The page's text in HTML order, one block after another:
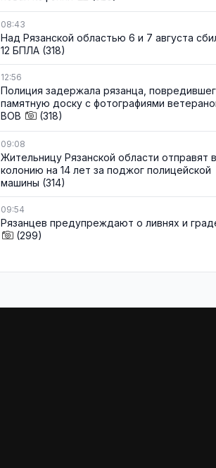
08:43
Над Рязанской областью 6 и 7 августа
12 БПЛА (318)
12:56
Полиция задержала рязанца,
памятную доску с фотографиями
ВОВ
(318)
09:08
Жительницу Рязанской области отправят в
колонию на 14 лет за поджог полицейской
машины (314)
09:54
Рязанцев предупреждают о ливнях и
(299)